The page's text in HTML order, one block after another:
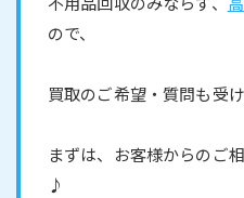
ので、
買取のご希望・質問も受
まずは、お客様からのご
♪